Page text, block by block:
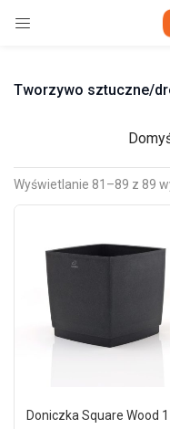
Tworzywo sztuczne/
Wyświetlanie 81–89 z 89
Doniczka Square Wood